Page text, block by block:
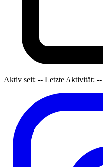
Aktiv seit: -- Letzte Aktivität: --